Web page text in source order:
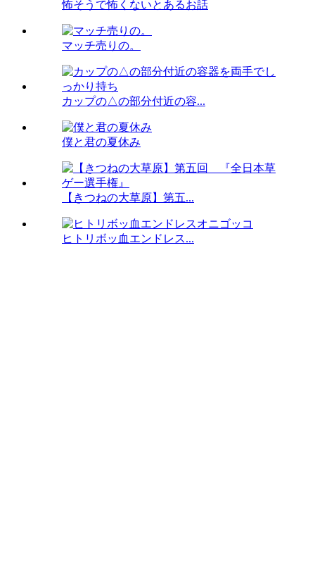
怖そうで怖くないとあるお話
マッチ売りの。
カップの△の部分付近の容...
僕と君の夏休み
【きつねの大草原】第五...
ヒトリボッ血エンドレス...